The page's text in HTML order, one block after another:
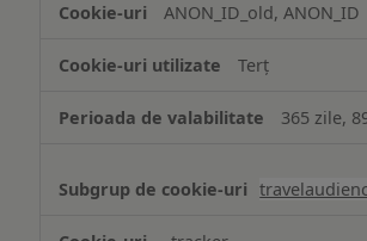
ANON_ID_old, ANON_ID
Terț
365 zile,